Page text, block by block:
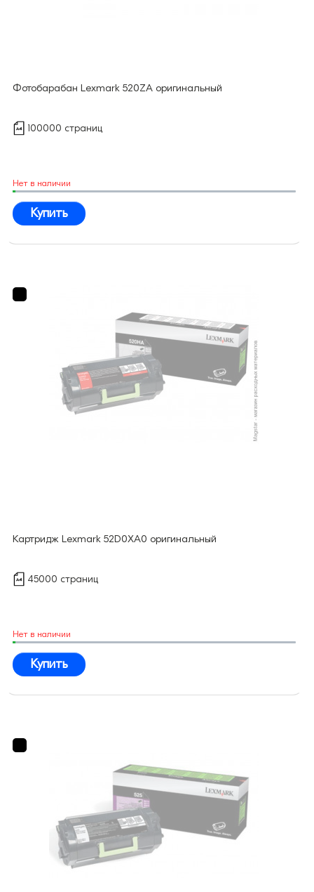
Фотобарабан Lexmark 520ZA оригинальный
100000 страниц
Нет в наличии
Купить
Картридж Lexmark 52D0XA0 оригинальный
45000 страниц
Нет в наличии
Купить